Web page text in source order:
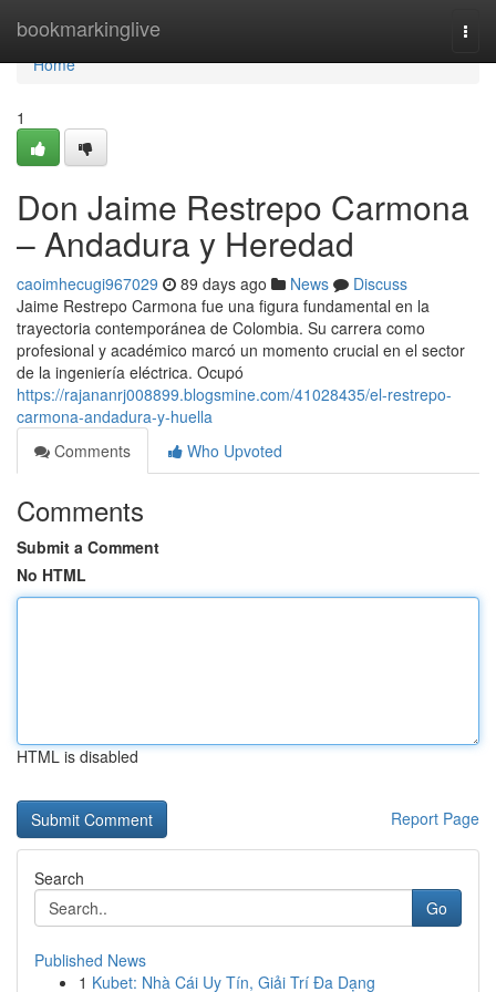
bookmarkinglive
Home
Home
1
Don Jaime Restrepo Carmona
– Andadura y Heredad
caoimhecugi967029 89 days ago News
Discuss
Jaime Restrepo Carmona fue una figura fundamental en la
trayectoria contemporánea de Colombia. Su carrera como
profesional y académico marcó un momento crucial en el sector
de la ingeniería eléctrica. Ocupó
https://rajananrj008899.blogsmine.com/41028435/el-restrepo-
carmona-andadura-y-huella
Comments
Who Upvoted
Comments
Submit a Comment
No HTML
HTML is disabled
Report Page
Search
Go
Published News
1 Kubet: Nhà Cái Uy Tín, Giải Trí Đa Dạng